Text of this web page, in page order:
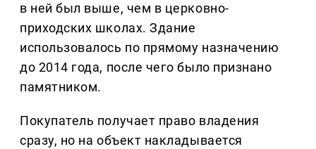
в ней был выше, чем в церковно-
приходских школах. Здание
использовалось по прямому назначению
до 2014 года, после чего было признано
памятником.
Покупатель получает право владения
сразу, но на объект накладывается